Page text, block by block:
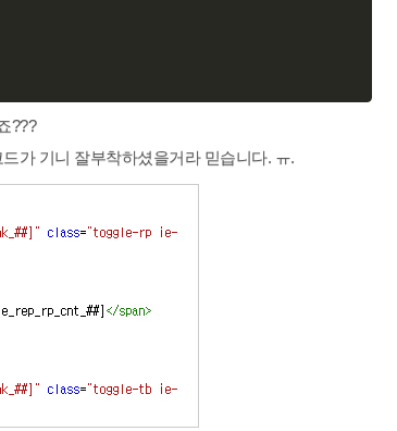
???
가 기니 잘부착하셨을거라 믿습니다. ㅠ.